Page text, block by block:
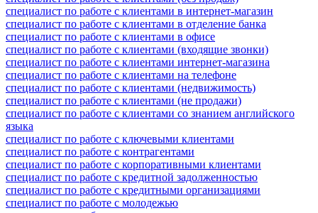
специалист по работе с клиентами в интернет-магазин
специалист по работе с клиентами в отделение банка
специалист по работе с клиентами в офисе
специалист по работе с клиентами (входящие звонки)
специалист по работе с клиентами интернет-магазина
специалист по работе с клиентами на телефоне
специалист по работе с клиентами (недвижимость)
специалист по работе с клиентами (не продажи)
специалист по работе с клиентами со знанием английского
языка
специалист по работе с ключевыми клиентами
специалист по работе с контрагентами
специалист по работе с корпоративными клиентами
специалист по работе с кредитной задолженностью
специалист по работе с кредитными организациями
специалист по работе с молодежью